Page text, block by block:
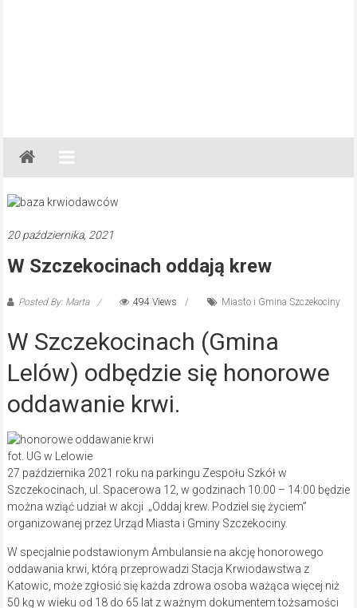
Gazeta
Regionalna
Częstochowa,
Lubliniec,
20 października, 2021
W Szczekocinach oddają krew
Posted By: Marta 494 Views Miasto i Gmina Szczekociny
W Szczekocinach (Gmina
Lelów) odbędzie się honorowe
oddawanie krwi.
fot. UG w Lelowie
27 października 2021 roku na parkingu Zespołu Szkół w
Szczekocinach, ul. Spacerowa 12, w godzinach 10:00 – 14:00 będzie
można wziąć udział w akcji „Oddaj krew. Podziel się życiem”
organizowanej przez Urząd Miasta i Gminy Szczekociny.
W specjalnie podstawionym Ambulansie na akcję honorowego
oddawania krwi, którą przeprowadzi Stacja Krwiodawstwa z
Katowic, może zgłosić się każda zdrowa osoba ważąca więcej niż
50 kg w wieku od 18 do 65 lat z ważnym dokumentem tożsamości